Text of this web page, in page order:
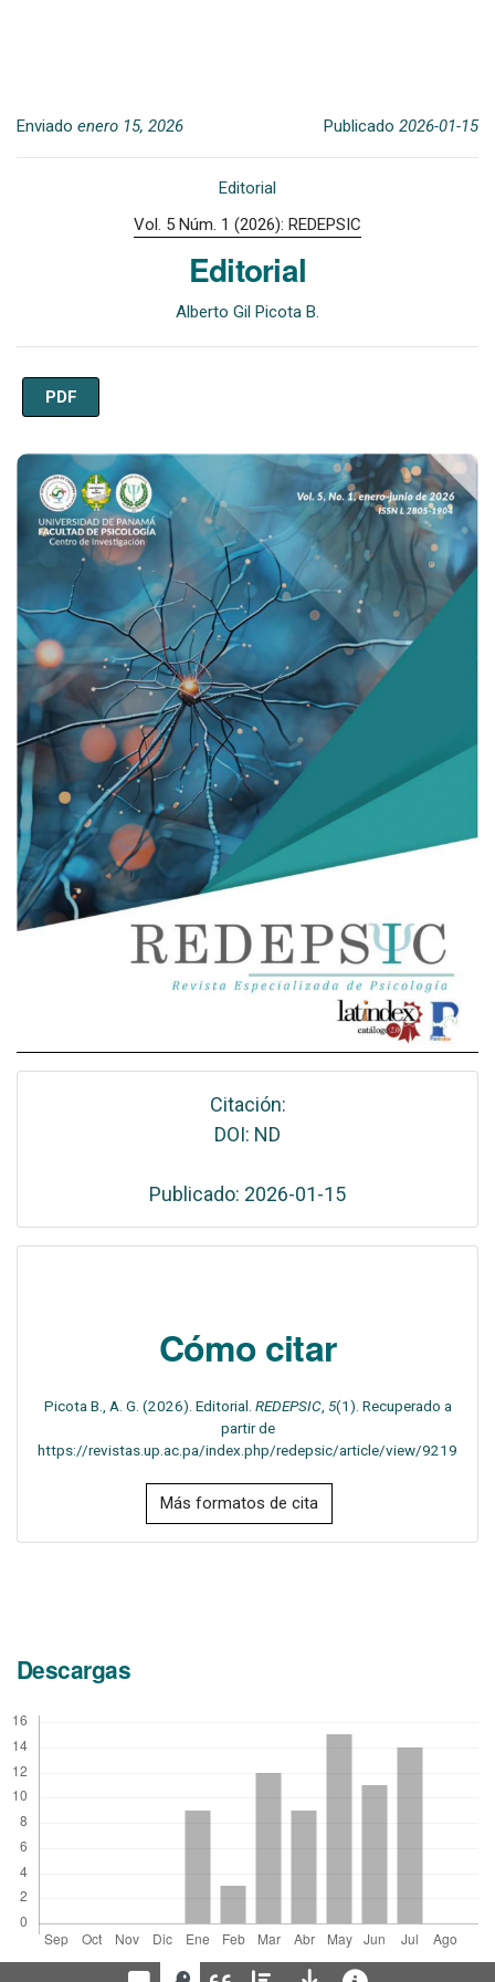
Enviado enero 15, 2026 Publicado 2026-01-15
Editorial
Vol. 5 Núm. 1 (2026): REDEPSIC
Editorial
Alberto Gil Picota B.
PDF
Imagen de portada
Citación:
DOI: ND
Publicado: 2026-01-15
Cómo citar
Picota B., A. G. (2026). Editorial. REDEPSIC, 5(1). Recuperado a
partir de
https://revistas.up.ac.pa/index.php/redepsic/article/view/9219
Más formatos de cita
Descargas